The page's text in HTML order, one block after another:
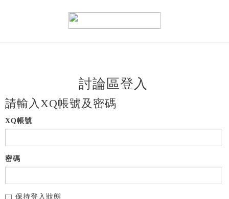
討論區登入
請輸入XQ帳號及密碼
XQ帳號
密碼
保持登入狀態